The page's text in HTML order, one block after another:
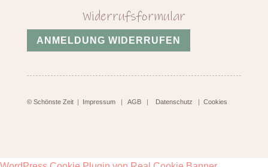
Widerrufsformular
ANMELDUNG WIDERRUFEN
© Schönste Zeit| Impressum| AGB | Datenschutz | Cookies